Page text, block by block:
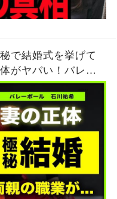
で結婚式を挙げて
がヤバい！バレー
た両親の職業と